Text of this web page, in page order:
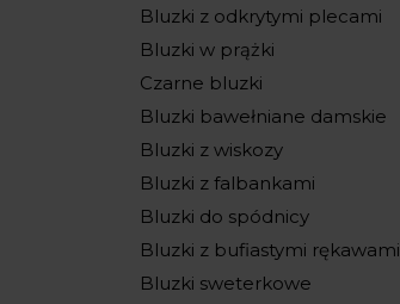
Bluzki z odkrytymi plecami
Bluzki w prążki
Czarne bluzki
Bluzki bawełniane damskie
Bluzki z wiskozy
Bluzki z falbankami
Bluzki do spódnicy
Bluzki z bufiastymi rękawami
Bluzki sweterkowe